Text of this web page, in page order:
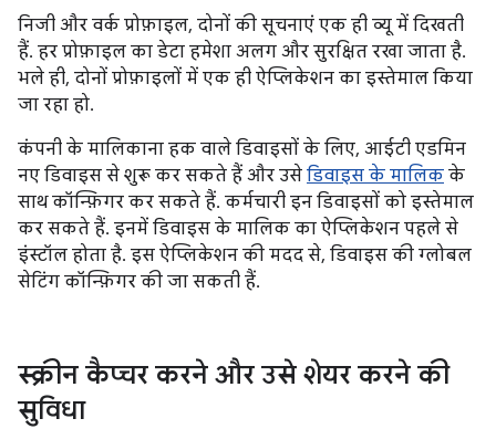
निजी और वर्क प्रोफ़ाइल, दोनों की सूचनाएं एक ही व्यू में दिखती
हैं. हर प्रोफ़ाइल का डेटा हमेशा अलग और सुरक्षित रखा जाता है.
भले ही, दोनों प्रोफ़ाइलों में एक ही ऐप्लिकेशन का इस्तेमाल किया
जा रहा हो.
कंपनी के मालिकाना हक वाले डिवाइसों के लिए, आईटी एडमिन
नए डिवाइस से शुरू कर सकते हैं और उसे डिवाइस के मालिक के
साथ कॉन्फ़िगर कर सकते हैं. कर्मचारी इन डिवाइसों को इस्तेमाल
कर सकते हैं. इनमें डिवाइस के मालिक का ऐप्लिकेशन पहले से
इंस्टॉल होता है. इस ऐप्लिकेशन की मदद से, डिवाइस की ग्लोबल
सेटिंग कॉन्फ़िगर की जा सकती हैं.
स्क्रीन कैप्चर करने और उसे शेयर करने की
सुविधा